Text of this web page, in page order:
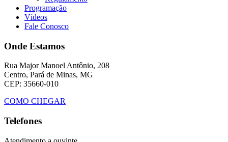
Programação
Vídeos
Fale Conosco
Onde Estamos
Rua Major Manoel Antônio, 208
Centro, Pará de Minas, MG
CEP: 35660-010
COMO CHEGAR
Telefones